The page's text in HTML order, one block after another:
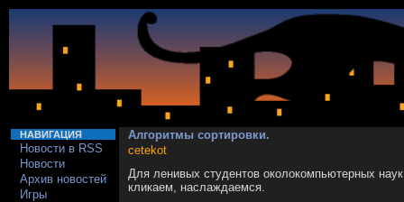
НАВИГАЦИЯ
Новости в RSS
Новости
Архив новостей
Игры
Алгоритмы сортировки.
cetekot
Для ленивых студентов околокомпьютерных
кликаем, наслаждаемся.